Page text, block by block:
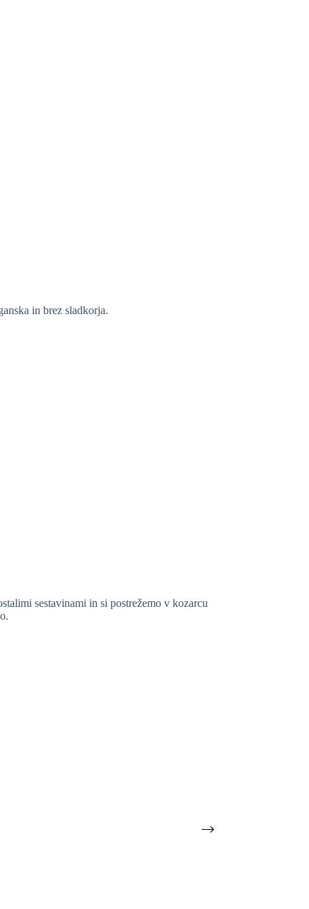
in brez sladkorja.
sestavinami in si postrežemo v kozarcu